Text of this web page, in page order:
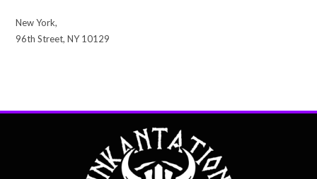
New York,
96th Street, NY 10129